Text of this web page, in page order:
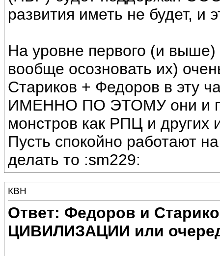
развития иметь не будет, и
На уровне первого (и выше)
вообще осозновать их)
Стариков + Федоров в эту
ИМЕННО ПО ЭТОМУ они и
монстров как РПЦ и других
Пусть спокойно работают
делать то :sm229:
КВН
Ответ: Федоров и
ЦИВИЛИЗАЦИИ или